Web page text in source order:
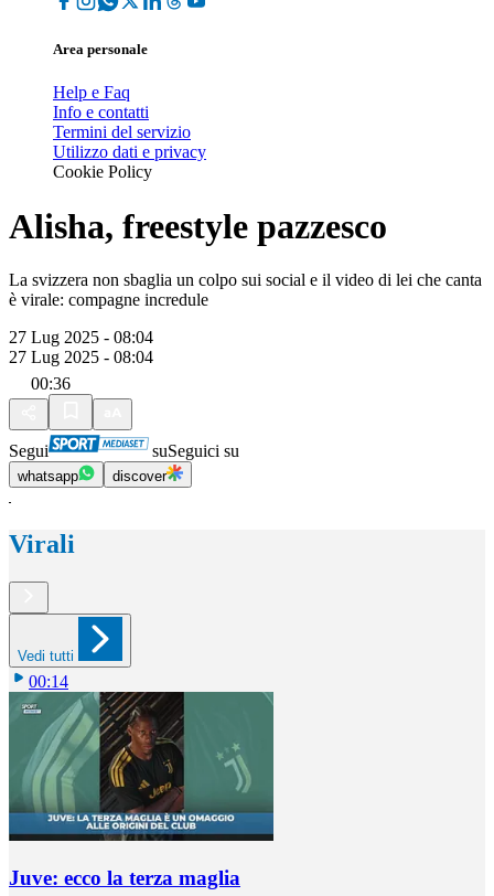
Area personale
Help e Faq
Info e contatti
Termini del servizio
Utilizzo dati e privacy
Cookie Policy
Alisha, freestyle pazzesco
La svizzera non sbaglia un colpo sui social e il video di lei che canta
è virale: compagne incredule
27 Lug 2025 - 08:04
27 Lug 2025 - 08:04
00:36
Segui suSeguici su
whatsapp discover
Virali
Vedi tutti
00:14
Juve: ecco la terza maglia